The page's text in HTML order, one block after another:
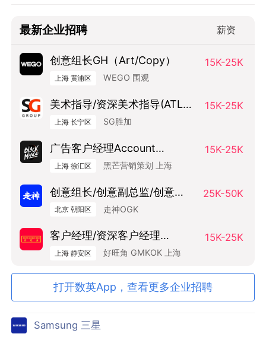
最新企业招聘 薪资
创意组长GH（Art/Copy） 15K-25K
上海 黄浦区 WEGO 围观
美术指导/资深美术指导(ATL方
向）
15K-25K
上海 长宁区 SG胜加
广告客户经理Account
Manager
15K-25K
上海 徐汇区 黑芒营销策划 上海
创意组长/创意副总监/创意总
监（Art Base）
25K-50K
北京 朝阳区 走神OGK
客户经理/资深客户经理
SAM/AM
15K-25K
上海 静安区 好旺角 GMKOK 上海
打开数英App，查看更多企业招聘
Samsung 三星